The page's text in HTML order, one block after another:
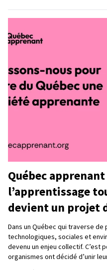
Québec
l’apprentissage
devient un projet
Dans un Québec qui traverse
technologiques, sociales et
devenu un enjeu collectif. C’est
organismes ont décidé d’unir